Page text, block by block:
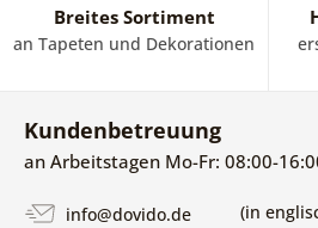
Breites Sortiment
an Tapeten und Dekorationen
Kundenbetreuung
an Arbeitstagen Mo-Fr: 08:00-
info@dovido.de (in